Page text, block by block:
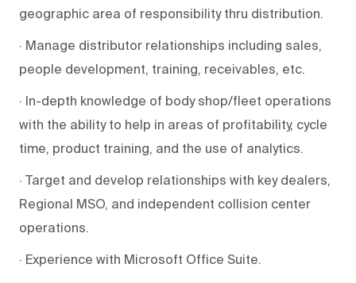
geographic area of responsibility thru distribution.
· Manage distributor relationships including sales,
people development, training, receivables, etc.
· In-depth knowledge of body shop/fleet operations
with the ability to help in areas of profitability, cycle
time, product training, and the use of analytics.
· Target and develop relationships with key dealers,
Regional MSO, and independent collision center
operations.
· Experience with Microsoft Office Suite.